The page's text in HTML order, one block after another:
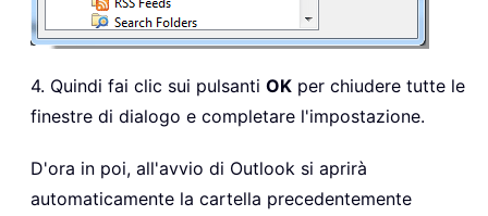
4. Quindi fai clic sui pulsanti OK per chiudere tutte le
finestre di dialogo e completare l'impostazione.
D'ora in poi, all'avvio di Outlook si aprirà
automaticamente la cartella precedentemente